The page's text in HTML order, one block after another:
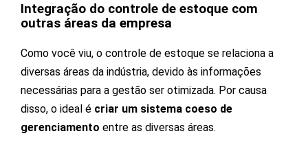
Integração do controle de estoque com
outras áreas da empresa
Como você viu, o controle de estoque se relaciona a
diversas áreas da indústria, devido às informações
necessárias para a gestão ser otimizada. Por causa
disso, o ideal é criar um sistema coeso de
gerenciamento entre as diversas áreas.